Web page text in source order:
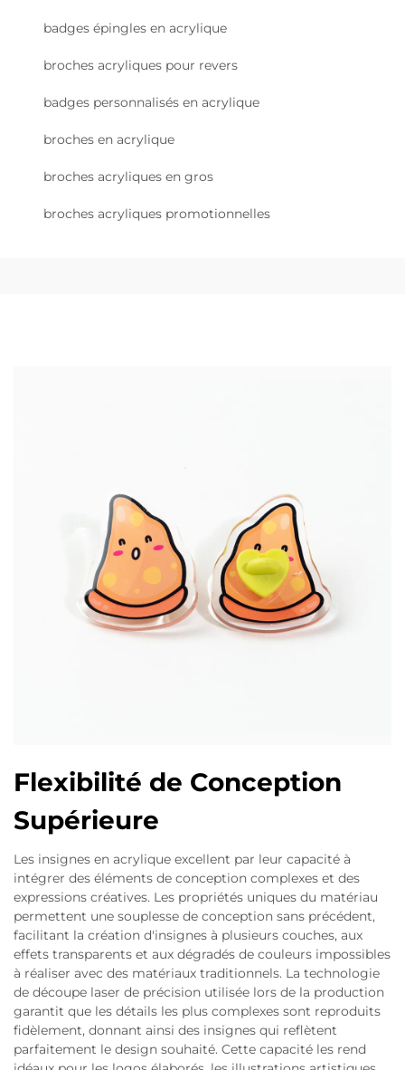
badges épingles en acrylique
broches acryliques pour revers
badges personnalisés en acrylique
broches en acrylique
broches acryliques en gros
broches acryliques promotionnelles
Flexibilité de Conception
Supérieure
Les insignes en acrylique excellent par leur capacité à
intégrer des éléments de conception complexes et des
expressions créatives. Les propriétés uniques du matériau
permettent une souplesse de conception sans précédent,
facilitant la création d'insignes à plusieurs couches, aux
effets transparents et aux dégradés de couleurs impossibles
à réaliser avec des matériaux traditionnels. La technologie
de découpe laser de précision utilisée lors de la production
garantit que les détails les plus complexes sont reproduits
fidèlement, donnant ainsi des insignes qui reflètent
parfaitement le design souhaité. Cette capacité les rend